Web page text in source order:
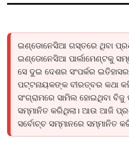
ଇଣ୍ଡୋନେସିଆ ଗସ୍ତରେ ଥିବା
ଇଣ୍ଡୋନେସିଆ ପାର୍ଲାମେଣ୍ଟକୁ
ସେ ଦୁଇ ଦେଶର ସଂପର୍କର
ପଟ୍ଟନାୟକଙ୍କ ବୀରତ୍ବର କଥା
ସଂଗ୍ରାମରେ ସାମିଲ ହୋଇଥିବା
ସମ୍ମାନିତ କରିଥିଲା। ଆଉ ଆଜି
ସର୍ବୋଚ୍ଚ ସମ୍ମାନରେ ସମ୍ମାନିତ